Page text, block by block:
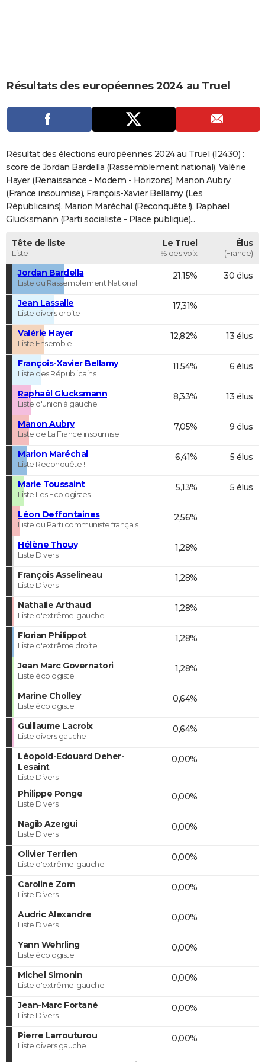
CARTE DE VOEUX
Carte de Noël
Carte Bonne année
Carte Saint-Valentin
Carte Pâques
Carte d'anniversaire
DICTIONNAIRE
Dictionnaire
Biographies
Citations
Expressions
Proverbes
PROGRAMME TV
COPAINS D'AVANT
S'inscrire
Se connecter
Lycées
Collèges
Primaires
Universités
Entreprises
Service militaire
Avis de recherche
AVIS DE DÉCÈS
FORUM
Résultats des européennes 2024 au Truel
Résultat des élections européennes 2024 au Truel (12430) :
score de Jordan Bardella (Rassemblement national), Valérie
Hayer (Renaissance - Modem - Horizons), Manon Aubry
(France insoumise), François-Xavier Bellamy (Les
Républicains), Marion Maréchal (Reconquête !), Raphaël
Glucksmann (Parti socialiste - Place publique)...
Tête de liste
Liste
Le Truel
% des voix
Élus
(France)
Jordan Bardella
Liste du Rassemblement National
21,15% 30 élus
Jean Lassalle
Liste divers droite
17,31%
Valérie Hayer
Liste Ensemble
12,82% 13 élus
François-Xavier Bellamy
Liste des Républicains
11,54% 6 élus
Raphaël Glucksmann
Liste d'union à gauche
8,33% 13 élus
Manon Aubry
Liste de La France insoumise
7,05% 9 élus
Marion Maréchal
Liste Reconquête !
6,41% 5 élus
Marie Toussaint
Liste Les Ecologistes
5,13% 5 élus
Léon Deffontaines
Liste du Parti communiste français
2,56%
Hélène Thouy
Liste Divers
1,28%
François Asselineau
Liste Divers
1,28%
Nathalie Arthaud
Liste d'extrême-gauche
1,28%
Florian Philippot
Liste d'extrême droite
1,28%
Jean Marc Governatori
Liste écologiste
1,28%
Marine Cholley
Liste écologiste
0,64%
Guillaume Lacroix
Liste divers gauche
0,64%
Léopold-Edouard Deher-
Lesaint
Liste Divers
0,00%
Philippe Ponge
Liste Divers
0,00%
Nagib Azergui
Liste Divers
0,00%
Olivier Terrien
Liste d'extrême-gauche
0,00%
Caroline Zorn
Liste Divers
0,00%
Audric Alexandre
Liste Divers
0,00%
Yann Wehrling
Liste écologiste
0,00%
Michel Simonin
Liste d'extrême-gauche
0,00%
Jean-Marc Fortané
Liste Divers
0,00%
Pierre Larrouturou
Liste divers gauche
0,00%